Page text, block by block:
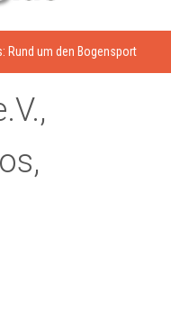
Rund um den Bogensport